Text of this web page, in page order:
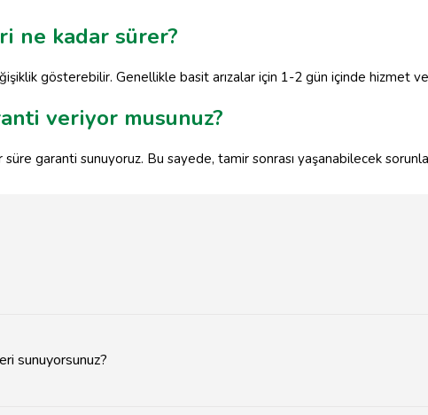
ne kadar sürer?
gösterebilir. Genellikle basit arızalar için 1-2 gün içinde hizmet
veriyor musunuz?
süre garanti sunuyoruz. Bu sayede, tamir sonrası yaşanabilecek
sunuyorsunuz?